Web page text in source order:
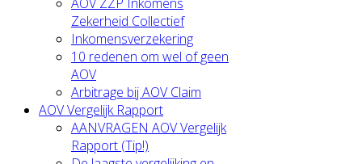
Zekerheid Collectief
Inkomensverzekering
10 redenen om wel of geen
AOV
Arbitrage bij AOV Claim
AOV Vergelijk Rapport
AANVRAGEN AOV Vergelijk
Rapport (Tip!)